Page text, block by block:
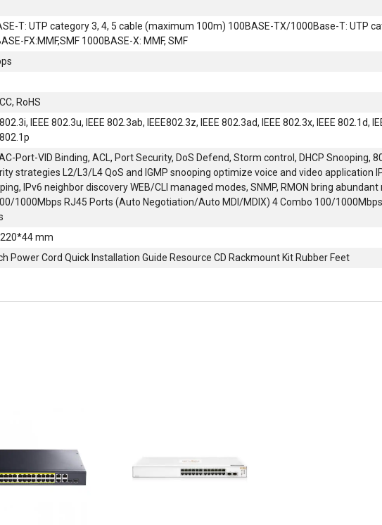
T: UTP category 3, 4, 5 cable (maximum 100m) 100BASE-TX/1000Base-T: UTP
FX:MMF,SMF 1000BASE-X: MMF, SMF
RoHS
802.3i, IEEE 802.3u, IEEE 802.3ab, IEEE802.3z, IEEE 802.3ad, IEEE 802.3x, IEEE 802.1d,
802.1p
Port-VID Binding, ACL, Port Security, DoS Defend, Storm control, DHCP
strategies L2/L3/L4 QoS and IGMP snooping optimize voice and video application
IPv6 neighbor discovery WEB/CLI managed modes, SNMP, RMON bring
1000Mbps RJ45 Ports (Auto Negotiation/Auto MDI/MDIX) 4 Combo 100/
mm
Power Cord Quick Installation Guide Resource CD Rackmount Kit Rubber Feet